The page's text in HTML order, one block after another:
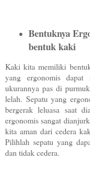
Bentuknya
bentuk kaki
Kaki kita memiliki
yang ergonomis
ukurannya pas di
lelah. Sepatu yang
bergerak leluasa saat
ergonomis sangat
kita aman dari cedera
Pilihlah sepatu yang
dan tidak cedera.